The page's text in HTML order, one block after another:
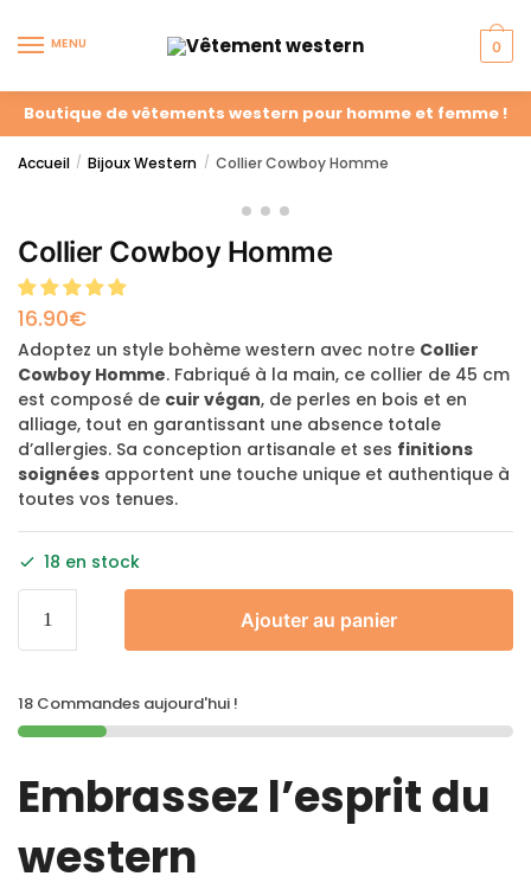
MENU 0
Boutique de vêtements western pour homme et femme !
Accueil / Bijoux Western / Collier Cowboy Homme
Collier Cowboy Homme
16.90€
Adoptez un style bohème western avec notre Collier
Cowboy Homme. Fabriqué à la main, ce collier de 45 cm
est composé de cuir végan, de perles en bois et en
alliage, tout en garantissant une absence totale
d’allergies. Sa conception artisanale et ses finitions
soignées apportent une touche unique et authentique à
toutes vos tenues.
18 en stock
Ajouter au panier
18 Commandes aujourd'hui !
Embrassez l’esprit du
western